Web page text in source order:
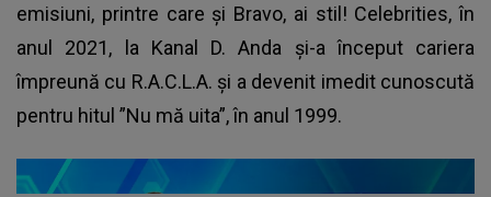
emisiuni, printre care și Bravo, ai stil! Celebrities, în
anul 2021, la Kanal D. Anda și-a început cariera
împreună cu R.A.C.L.A. și a devenit imedit cunoscută
pentru hitul ”Nu mă uita”, în anul 1999.